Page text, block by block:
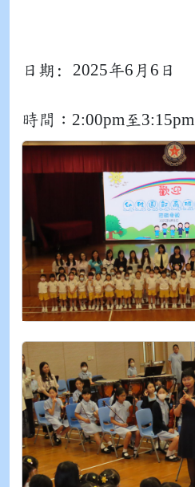
日期: 2025年6 月 6 日
時間： 2:00pm 至3:15pm